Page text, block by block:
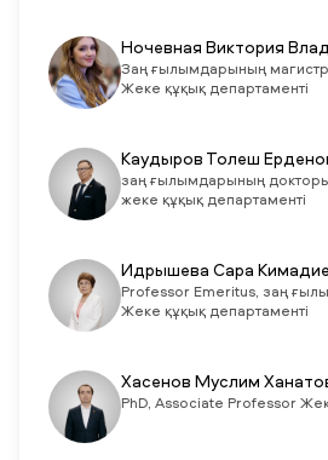
Ночевная Виктория
Заң ғылымдарының
Жеке құқық департаменті
Каудыров Толеш
заң ғылымдарының
жеке құқық департаменті
Идрышева Сара
Рrofessor Emeritus, заң
Жеке құқық департаменті
Хасенов Муслим
PhD, Associate Professor